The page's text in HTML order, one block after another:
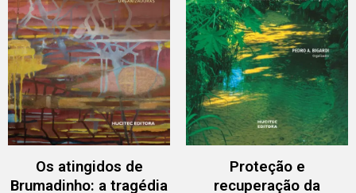
Os atingidos de
Brumadinho: a tragédia
Proteção e
recuperação da